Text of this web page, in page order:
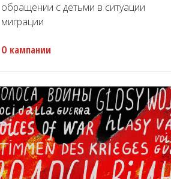
обращении с детьми в ситуации
миграции
О кампании